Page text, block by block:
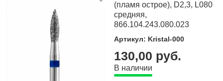
(пламя острое), D2,3, L080
средняя,
866.104.243.080.023
Артикул: Kristal-000
130,00 руб.
В наличии